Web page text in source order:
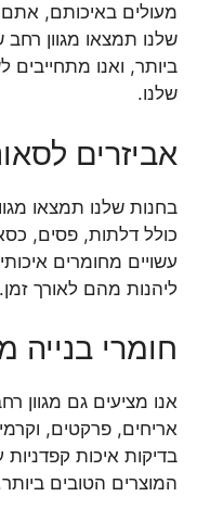
מעולים באיכותם,
שלנו תמצאו מגוון
ביותר, ואנו מתחייבים
שלנו.
אביזרים
בחנות שלנו תמצאו
כולל דלתות, פסים,
עשויים מחומרים
ליהנות מהם לאורך זמן.
חומרי בנייה
אנו מציעים גם מגוון
אריחים, פרקטים,
בדיקות איכות
המוצרים הטובים